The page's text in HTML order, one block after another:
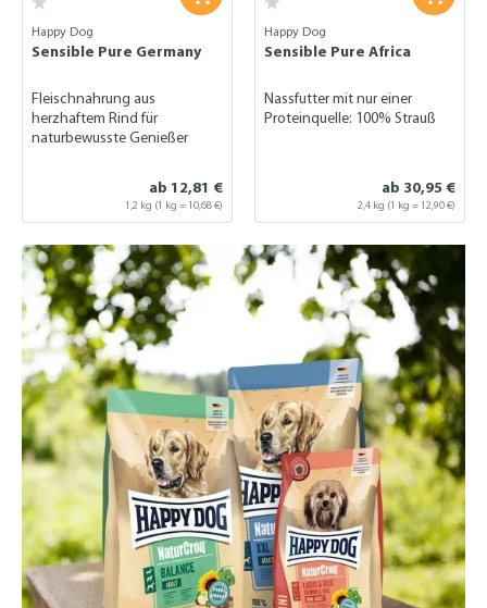
Happy Dog
Sensible Pure Germany
Fleischnahrung aus
herzhaftem Rind für
naturbewusste Genießer
ab 12,81 €
1,2 kg (1 kg = 10,68 €)
Happy Dog
Sensible Pure Africa
Nassfutter mit nur einer
Proteinquelle: 100% Strauß
ab 30,95 €
2,4 kg (1 kg = 12,90 €)